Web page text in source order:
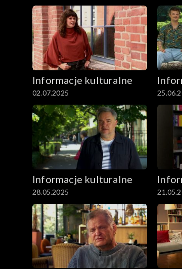
Informacje kulturalne
02.07.2025
Informacje kulturalne
28.05.2025